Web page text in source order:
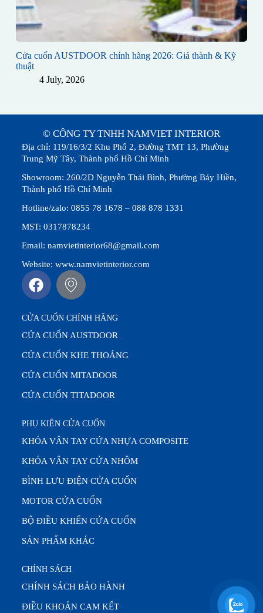
Cửa cuốn AUSTDOOR chính hãng 2026: Giá thành & Kỹ
thuật
4 July, 2026
© CÔNG TY TNHH NAMVIET INTERIOR
Địa chỉ: 119/16/3/2 Khu Phố 2, Đường TMT 13, Phường
Trung Mỹ Tây, Thành phố Hồ Chí Minh
Showroom: 260/2D Nguyễn Thái Bình, Phường Bảy Hiền,
Thành phố Hồ Chí Minh
Hotline/zalo: 0855 78 1678 – 088 878 1331
MST: 0317878234
Email: namvietinterior68@gmail.com
Website: www.namvietinterior.com
CỬA CUỐN CHÍNH HÃNG
CỬA CUỐN AUSTDOOR
CỬA CUỐN KHE THOÁNG
CỬA CUỐN MITADOOR
CỬA CUỐN TITADOOR
PHỤ KIỆN CỬA CUỐN
KHÓA VÂN TAY CỬA NHỰA COMPOSITE
KHÓA VÂN TAY CỬA NHÔM
BÌNH LƯU ĐIỆN CỬA CUỐN
MOTOR CỬA CUỐN
BỘ ĐIỀU KHIỂN CỬA CUỐN
SẢN PHẨM KHÁC
CHÍNH SÁCH
CHÍNH SÁCH BẢO HÀNH
ĐIỀU KHOẢN CAM KẾT